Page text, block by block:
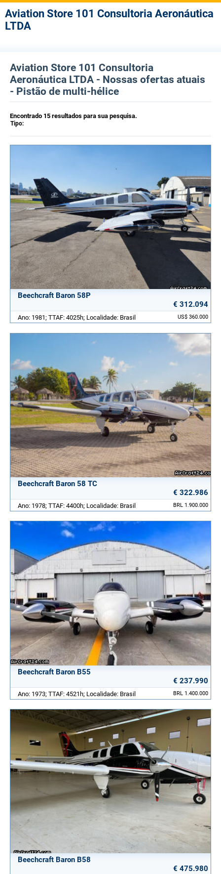
Aviation Store 101 Consultoria Aeronáutica
LTDA
Aviation Store 101 Consultoria
Aeronáutica LTDA - Nossas ofertas atuais
- Pistão de multi-hélice
Encontrado 15 resultados para sua pesquisa.
Tipo:
Beechcraft Baron 58P
€ 312.094
US$ 360.000
Ano: 1981; TTAF: 4025h; Localidade: Brasil
Beechcraft Baron 58 TC
€ 322.986
BRL 1.900.000
Ano: 1978; TTAF: 4400h; Localidade: Brasil
Beechcraft Baron B55
€ 237.990
BRL 1.400.000
Ano: 1973; TTAF: 4521h; Localidade: Brasil
Beechcraft Baron B58
€ 475.980